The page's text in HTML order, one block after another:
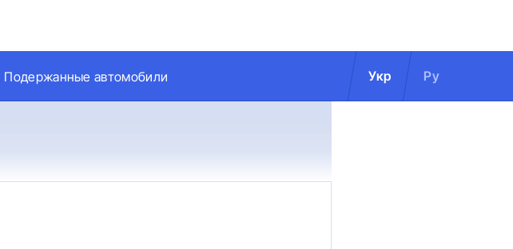
Подержанные автомобили Укр Ру